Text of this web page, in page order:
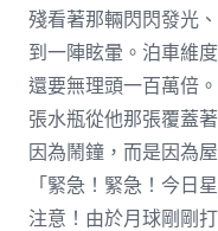
殘看著那輛閃閃發光
到一陣眩暈。泊車維
還要無理頭一百萬倍
張水瓶從他那張覆蓋
因為鬧鐘，而是因為
「緊急！緊急！今日
注意！由於月球剛剛